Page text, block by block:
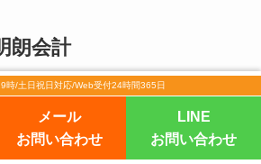
朗会計
がわかりやすいので意味不明
なし！
時/土日祝日対応/Web受付24時間365日
メール
お問い合わせ
LINE
お問い合わせ